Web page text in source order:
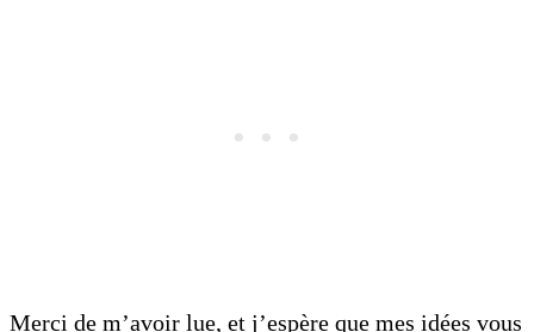
Merci de m’avoir lue, et j’espère que mes idées vous